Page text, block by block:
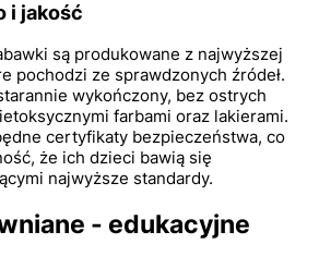
i jakość
są produkowane z najwyższej
pochodzi ze sprawdzonych źródeł.
wykończony, bez ostrych
farbami oraz lakierami.
certyfikaty bezpieczeństwa, co
że ich dzieci bawią się
najwyższe standardy.
- edukacyjne